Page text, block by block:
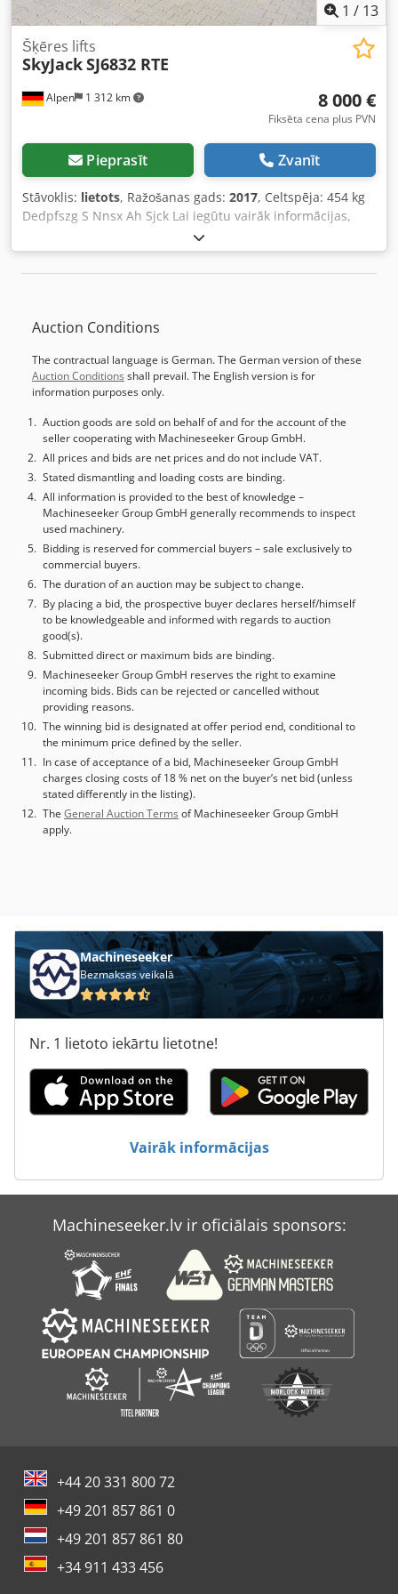
1 / 13
Alpen 1 312 km
Šķēres lifts
SkyJackSJ6832 RTE
8 000 €
Fiksēta cena plus PVN
Pieprasīt Zvanīt
Stāvoklis: lietots, Ražošanas gads: 2017, Celtspēja: 454 kg
Dedpfszg S Nnsx Ah Sjck Lai iegūtu vairāk informācijas,
sazinieties ar Lietoto Iekārtu centru.
Auction Conditions
The contractual language is German. The German version of these
Auction Conditions shall prevail. The English version is for
information purposes only.
Auction goods are sold on behalf of and for the account of the
seller cooperating with Machineseeker Group GmbH.
All prices and bids are net prices and do not include VAT.
Stated dismantling and loading costs are binding.
All information is provided to the best of knowledge –
Machineseeker Group GmbH generally recommends to inspect
used machinery.
Bidding is reserved for commercial buyers – sale exclusively to
commercial buyers.
The duration of an auction may be subject to change.
By placing a bid, the prospective buyer declares herself/himself
to be knowledgeable and informed with regards to auction
good(s).
Submitted direct or maximum bids are binding.
Machineseeker Group GmbH reserves the right to examine
incoming bids. Bids can be rejected or cancelled without
providing reasons.
The winning bid is designated at offer period end, conditional to
the minimum price defined by the seller.
In case of acceptance of a bid, Machineseeker Group GmbH
charges closing costs of 18 % net on the buyer’s net bid (unless
stated differently in the listing).
The General Auction Terms of Machineseeker Group GmbH
apply.
Machineseeker
Bezmaksas veikalā
Nr. 1 lietoto iekārtu lietotne!
Vairāk informācijas
Machineseeker.lv ir oficiālais sponsors:
+44 20 331 800 72
+49 201 857 861 0
+49 201 857 861 80
+34 911 433 456